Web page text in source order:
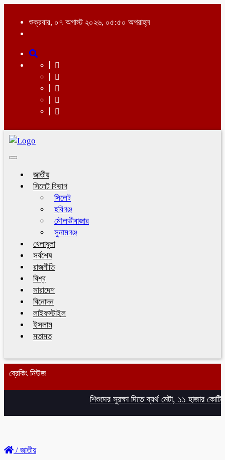
শুক্রবার, ০৭ অগাস্ট ২০২৬, ০৫:৫০ অপরাহ্ন
Toggle
জাতীয়
সিলেট বিভাগ
সিলেট
হবিগঞ্জ
মৌলভীবাজার
সুনামগঞ্জ
খেলাধুলা
সর্বশেষ
রাজনীতি
বিশ্ব
সারাদেশ
বিনোদন
লাইফস্টাইল
ইসলাম
মতামত
ব্রেকিং নিউজ
শিশুদের সুরক্ষা দিতে ব্যর্থ মেটা, ১১ হাজার কোটি
/ জাতীয়